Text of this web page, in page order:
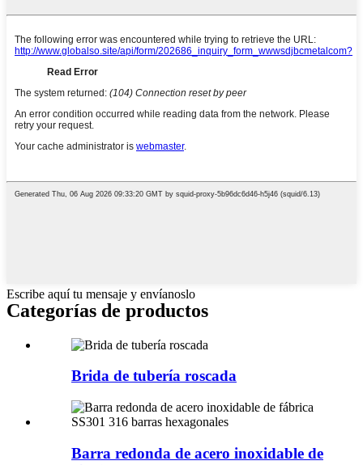
Escribe aquí tu mensaje y envíanoslo
Categorías de productos
Brida de tubería roscada
Barra redonda de acero inoxidable de